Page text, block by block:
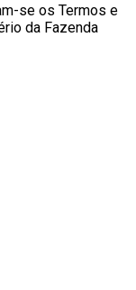
se os Termos e
da Fazenda